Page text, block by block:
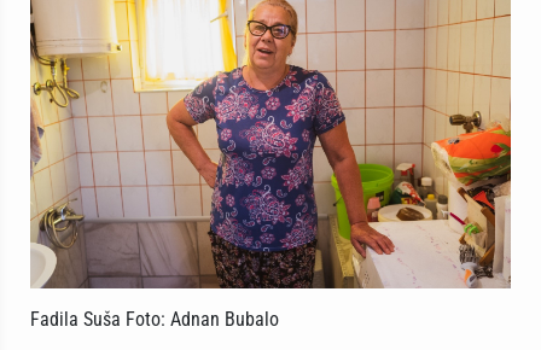
Fadila Suša Foto: Adnan Bubalo